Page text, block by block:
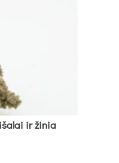
ir ži­nia